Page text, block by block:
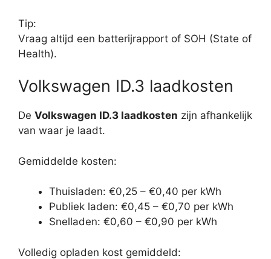
Tip:
Vraag altijd een batterijrapport of SOH (State of
Health).
Volkswagen ID.3 laadkosten
De Volkswagen ID.3 laadkosten zijn afhankelijk
van waar je laadt.
Gemiddelde kosten:
Thuisladen: €0,25 – €0,40 per kWh
Publiek laden: €0,45 – €0,70 per kWh
Snelladen: €0,60 – €0,90 per kWh
Volledig opladen kost gemiddeld: